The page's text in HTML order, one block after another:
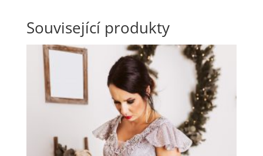
Související produkty